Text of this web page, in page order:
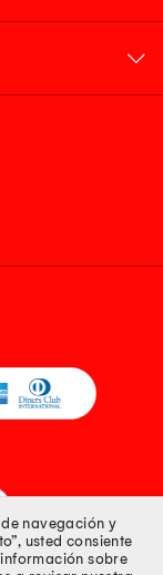
navegación y
usted consiente
sobre